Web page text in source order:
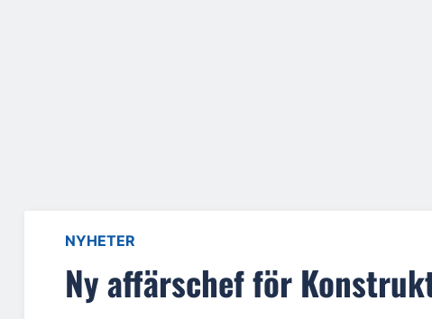
NYHETER
Ny affärschef för